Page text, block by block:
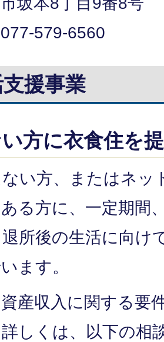
579-6560
援事業
方に衣食住を
い方、またはネッ
る方に、一定期間
所後の生活に向け
ます。
産収入に関する要
しくは、以下の相